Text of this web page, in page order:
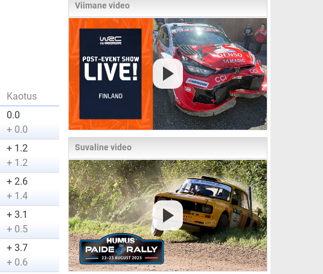
Kaotus
0.0
+ 0.0
+ 1.2
+ 1.2
+ 2.6
+ 1.4
+ 3.1
+ 0.5
+ 3.7
+ 0.6
Viimane video
Suvaline video